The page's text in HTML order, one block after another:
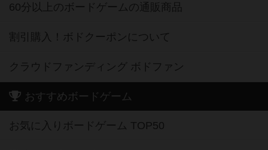
60分以上のボードゲームの通販商品
割引購入！ボドクーポンについて
クラウドファンディング ボドファン
おすすめボードゲーム
お気に入りボードゲーム TOP50